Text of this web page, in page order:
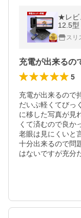
★レビ
12.5型
チ 車
ージスリ
5
充電が出来るので
だいぶ軽くてびっ
に移した写真が見
くて済むので良か
老眼は見にくいと
十分出来るので問
はないですが充分